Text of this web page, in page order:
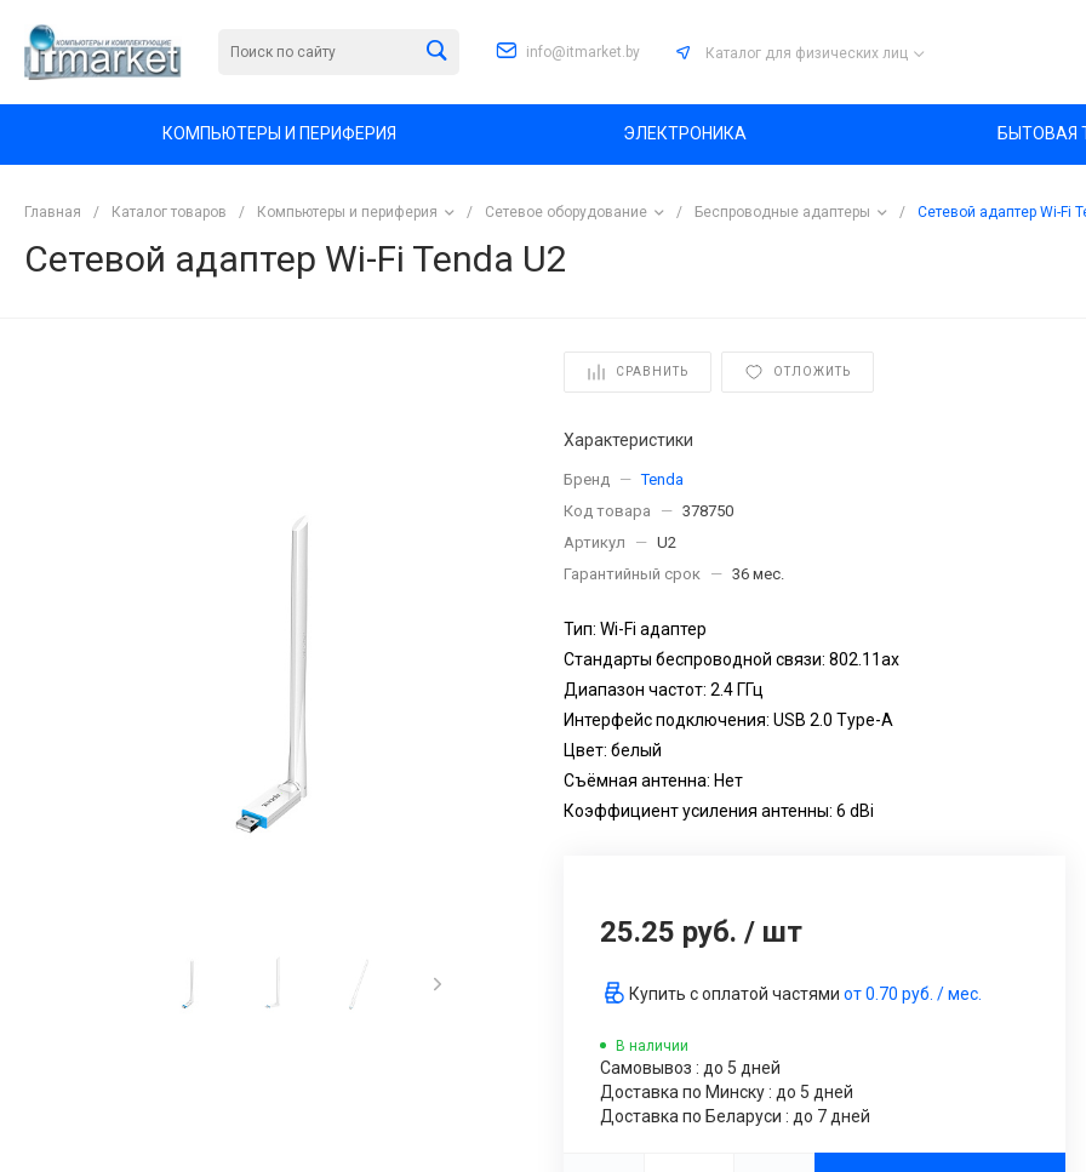
info@itmarket.by Каталог для физических лиц
КОМПЬЮТЕРЫ И ПЕРИФЕРИЯ ЭЛЕКТРОНИКА БЫТОВАЯ
Главная / Каталог товаров / Компьютеры и периферия / Сетевое оборудование / Беспроводные адаптеры / Сетевой адаптер Wi-Fi
Сетевой адаптер Wi-Fi Tenda U2
СРАВНИТЬ ОТЛОЖИТЬ
Характеристики
Бренд — Tenda
Код товара
— 378750
Артикул
— U2
Гарантийный срок
— 36 мес.
Тип: Wi-Fi адаптер
Стандарты беспроводной связи: 802.11ax
Диапазон частот: 2.4 ГГц
Интерфейс подключения: USB 2.0 Type-A
Цвет: белый
Съёмная антенна: Нет
Коэффициент усиления антенны: 6 dBi
25.25 руб. / шт
Купить с оплатой частямиот0.70 руб. / мес.
В наличии
Самовывоз : до 5 дней
Доставка по Минску : до 5 дней
Доставка по Беларуси : до 7 дней